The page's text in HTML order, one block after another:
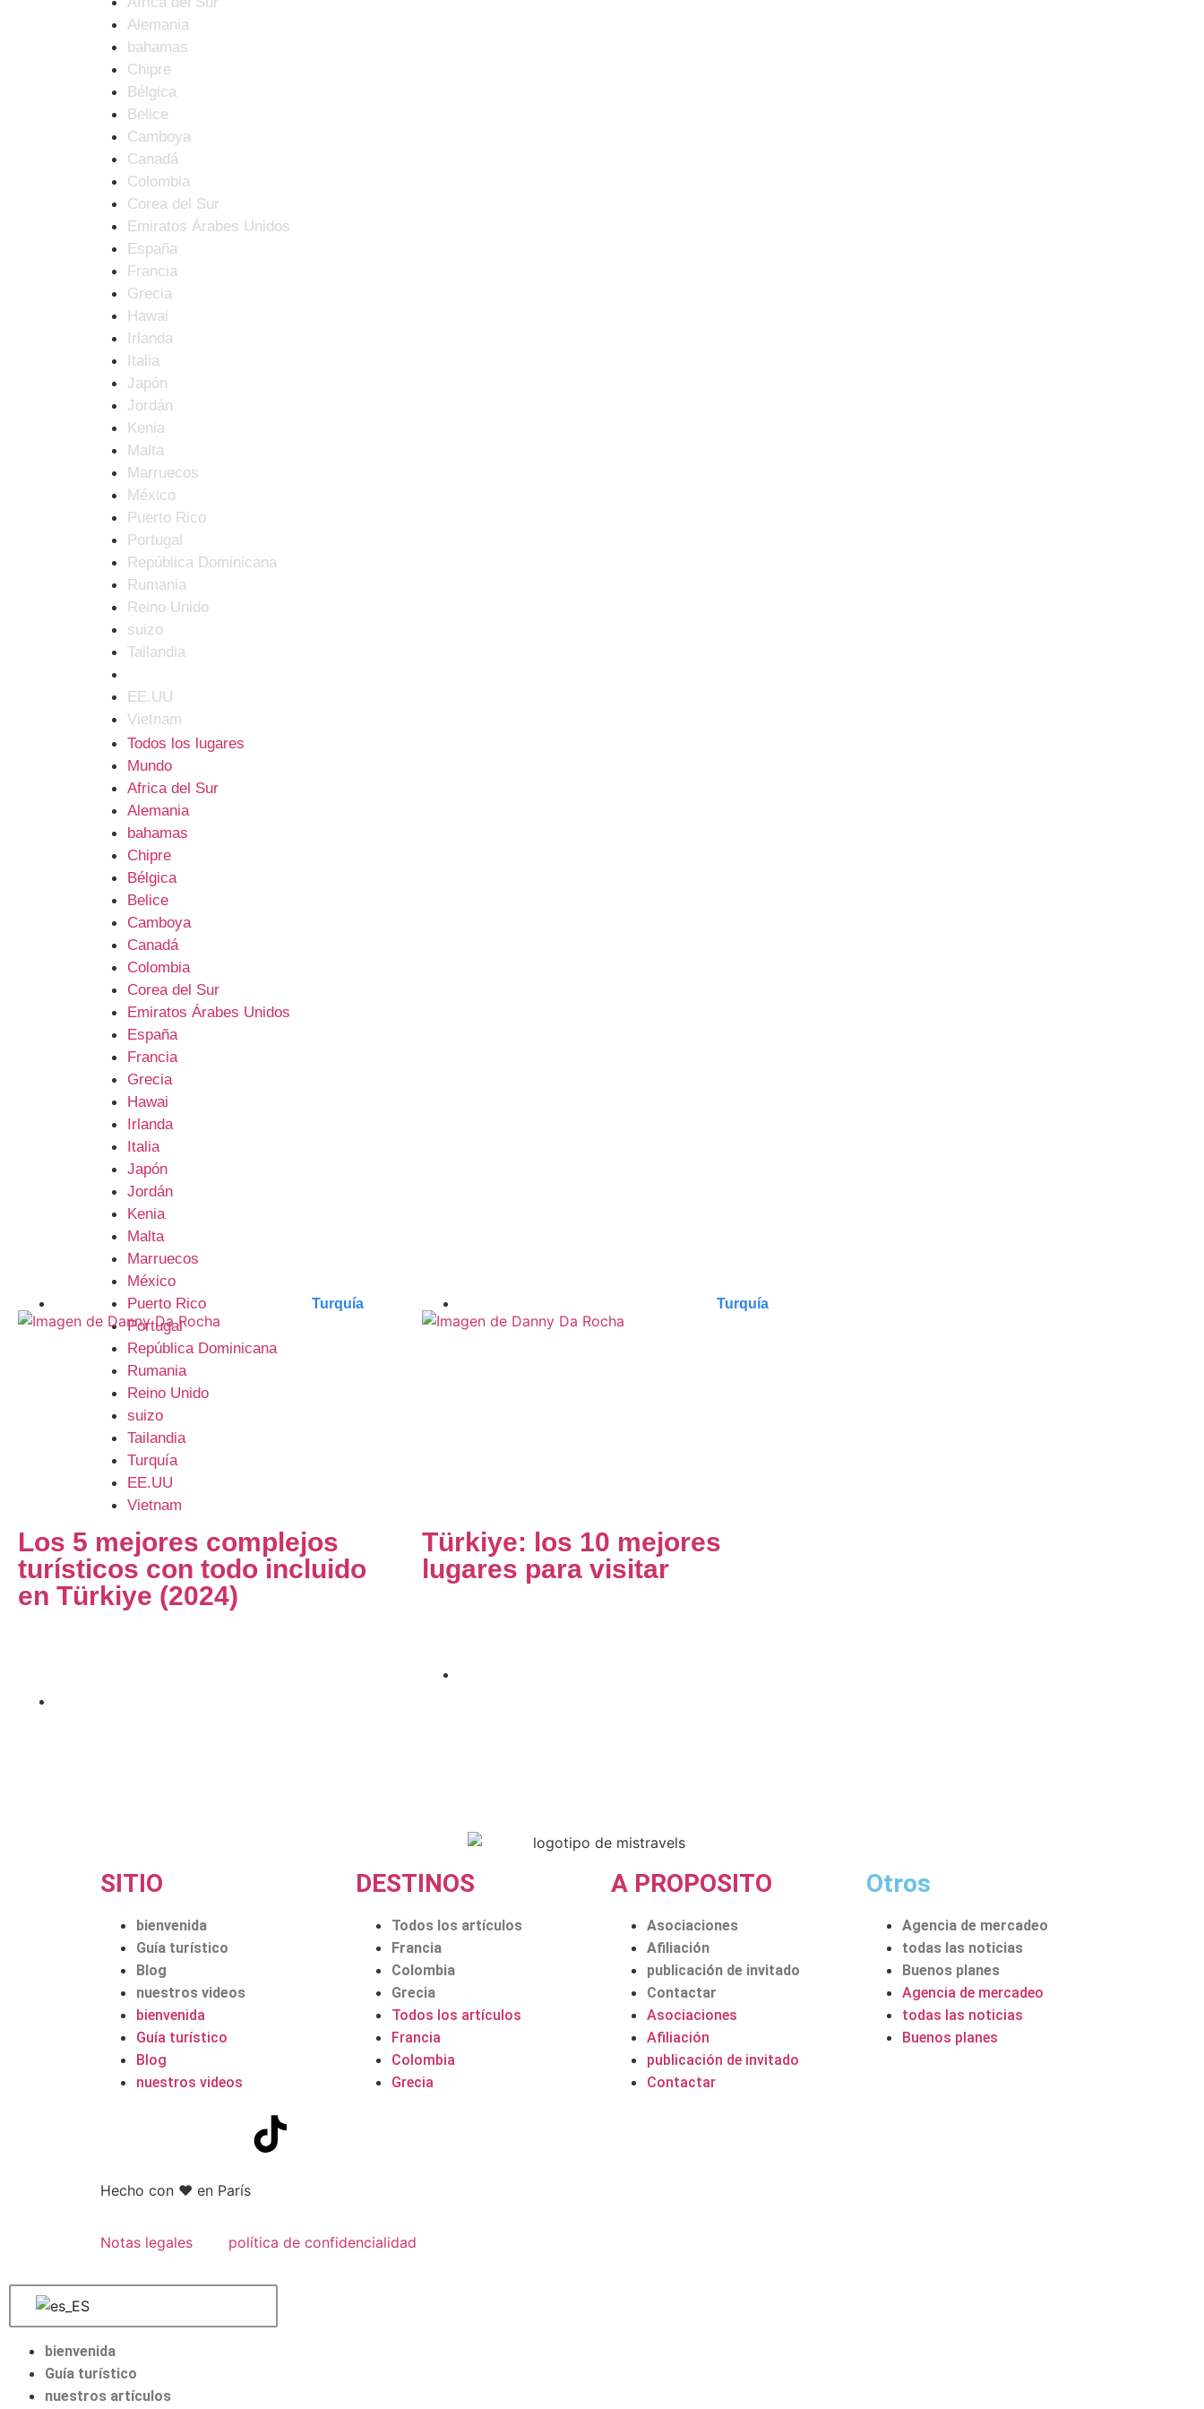
Alemania
bahamas
Chipre
Bélgica
Belice
Camboya
Canadá
Colombia
Corea del Sur
Emiratos Árabes Unidos
España
Francia
Grecia
Hawai
Irlanda
Italia
Japón
Jordán
Kenia
Malta
Marruecos
México
Puerto Rico
Portugal
República Dominicana
Rumania
Reino Unido
suizo
Tailandia
EE.UU
Vietnam
Todos los lugares
Mundo
Africa del Sur
Alemania
bahamas
Chipre
Bélgica
Belice
Camboya
Canadá
Colombia
Corea del Sur
Emiratos Árabes Unidos
España
Francia
Grecia
Hawai
Irlanda
Italia
Japón
Jordán
Kenia
Malta
Marruecos
México
Puerto Rico
Portugal
República Dominicana
Rumania
Reino Unido
suizo
Tailandia
Turquía
EE.UU
Vietnam
Turquía
Los 5 mejores complejos
turísticos con todo incluido
en Türkiye (2024)
Turquía
Türkiye: los 10 mejores
lugares para visitar
SITIO
bienvenida
Guía turístico
Blog
nuestros videos
bienvenida
Guía turístico
Blog
nuestros videos
DESTINOS
Todos los artículos
Francia
Colombia
Grecia
Todos los artículos
Francia
Colombia
Grecia
A PROPOSITO
Asociaciones
Afiliación
publicación de invitado
Contactar
Asociaciones
Afiliación
publicación de invitado
Contactar
Otros
Agencia de mercadeo
todas las noticias
Buenos planes
Agencia de mercadeo
todas las noticias
Buenos planes
Hecho con ❤ en París
Notas legales política de confidencialidad
bienvenida
Guía turístico
nuestros artículos